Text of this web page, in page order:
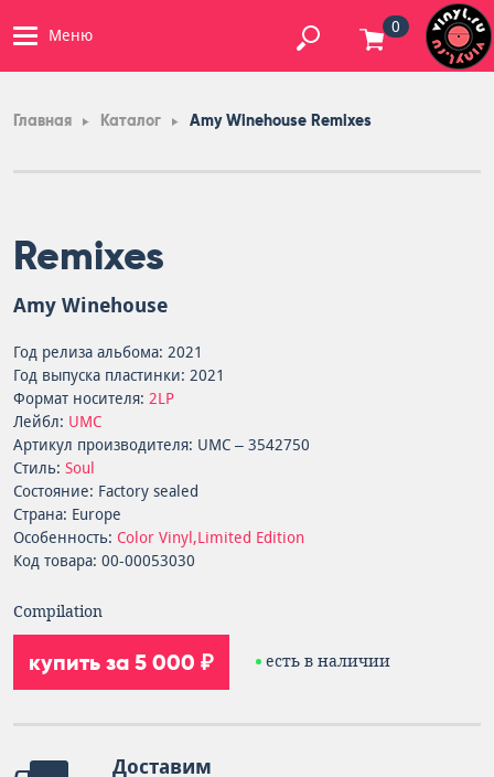
Меню 0
Главная Каталог Amy Winehouse Remixes
Remixes
Amy Winehouse
Год релиза альбома: 2021
Год выпуска пластинки: 2021
Формат носителя: 2LP
Лейбл: UMC
Артикул производителя: UMC – 3542750
Стиль: Soul
Состояние: Factory sealed
Страна: Europe
Особенность: Color Vinyl,Limited Edition
Код товара: 00-00053030
Compilation
купить за 5 000 ₽ есть в наличии
Доставим